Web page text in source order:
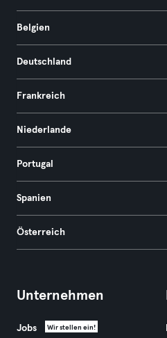
Belgien
Deutschland
Frankreich
Niederlande
Portugal
Spanien
Österreich
Unternehmen
Jobs Wir stellen ein!